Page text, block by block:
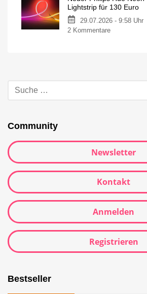
Lightstrip für 130 Euro
29.07.2026 - 9:58 Uhr
2 Kommentare
Community
Newsletter
Kontakt
Anmelden
Registrieren
Bestseller